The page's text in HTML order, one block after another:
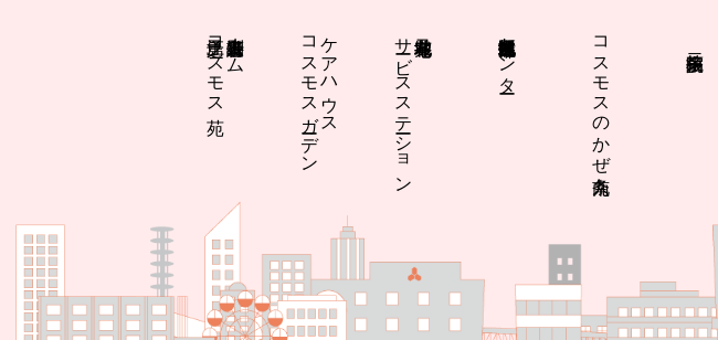
特別養護老人ホーム
江之子島コスモス苑 ケアハウス
コスモスガーデン サービスステーション 中央区北部地域包括支援センター コスモスのかぜ九条南